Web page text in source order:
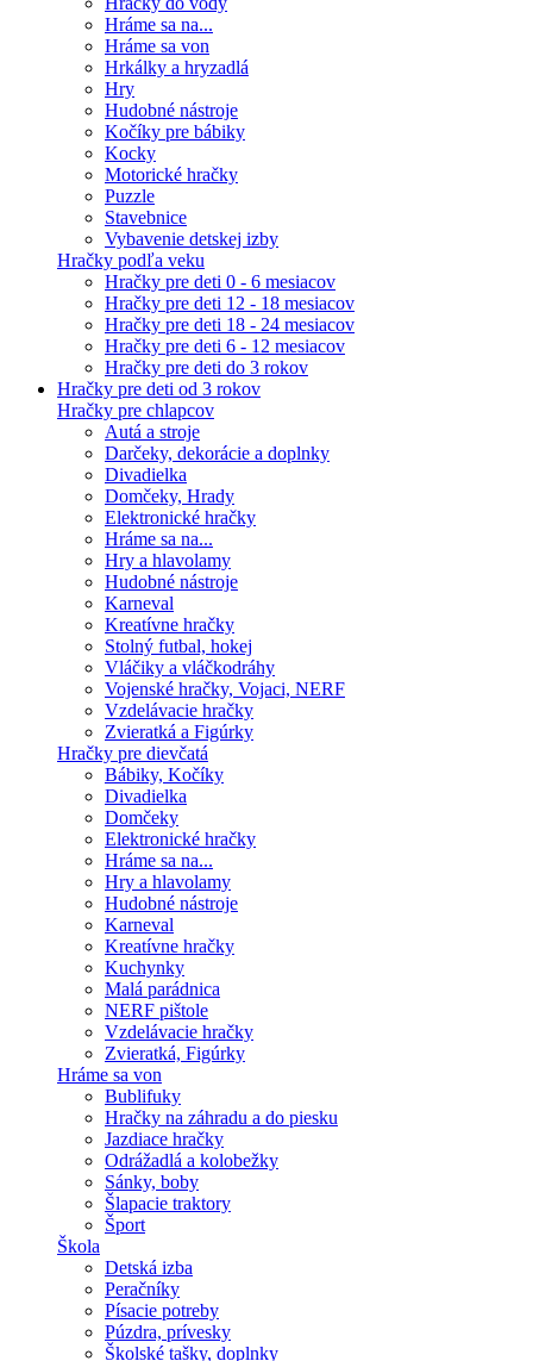
Hráme sa na...
Hráme sa von
Hrkálky a hryzadlá
Hry
Hudobné nástroje
Kočíky pre bábiky
Kocky
Motorické hračky
Puzzle
Stavebnice
Vybavenie detskej izby
Hračky podľa veku
Hračky pre deti 0 - 6 mesiacov
Hračky pre deti 12 - 18 mesiacov
Hračky pre deti 18 - 24 mesiacov
Hračky pre deti 6 - 12 mesiacov
Hračky pre deti do 3 rokov
Hračky pre deti od 3 rokov
Hračky pre chlapcov
Autá a stroje
Darčeky, dekorácie a doplnky
Divadielka
Domčeky, Hrady
Elektronické hračky
Hráme sa na...
Hry a hlavolamy
Hudobné nástroje
Karneval
Kreatívne hračky
Stolný futbal, hokej
Vláčiky a vláčkodráhy
Vojenské hračky, Vojaci, NERF
Vzdelávacie hračky
Zvieratká a Figúrky
Hračky pre dievčatá
Bábiky, Kočíky
Divadielka
Domčeky
Elektronické hračky
Hráme sa na...
Hry a hlavolamy
Hudobné nástroje
Karneval
Kreatívne hračky
Kuchynky
Malá parádnica
NERF pištole
Vzdelávacie hračky
Zvieratká, Figúrky
Hráme sa von
Bublifuky
Hračky na záhradu a do piesku
Jazdiace hračky
Odrážadlá a kolobežky
Sánky, boby
Šlapacie traktory
Šport
Škola
Detská izba
Peračníky
Písacie potreby
Púzdra, prívesky
Školské tašky, doplnky